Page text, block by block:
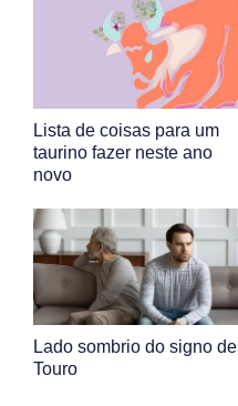
Lista de coisas para um
taurino fazer neste ano
novo
Lado sombrio do signo de
Touro